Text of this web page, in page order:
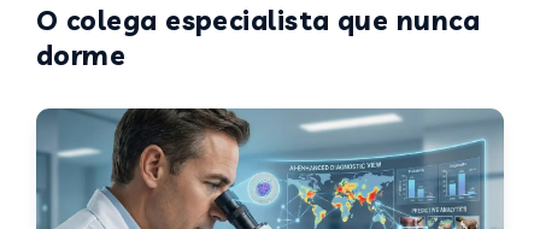
O colega especialista que nunca
dorme